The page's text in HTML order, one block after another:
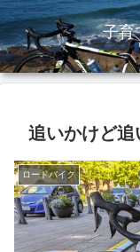
子育
追いかけど追
ロードバイク